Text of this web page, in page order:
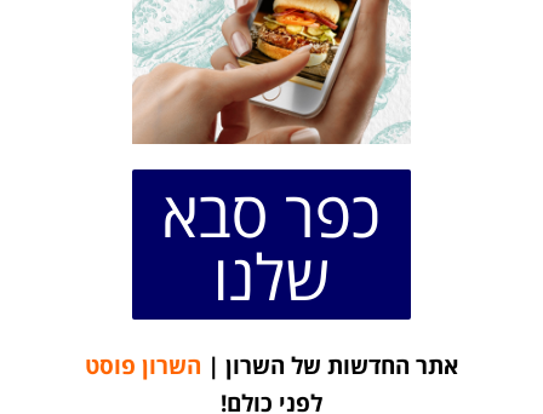
כפר סבא
שלנו
אתר החדשות של השרון | השרון פוסט
לפני כולם!